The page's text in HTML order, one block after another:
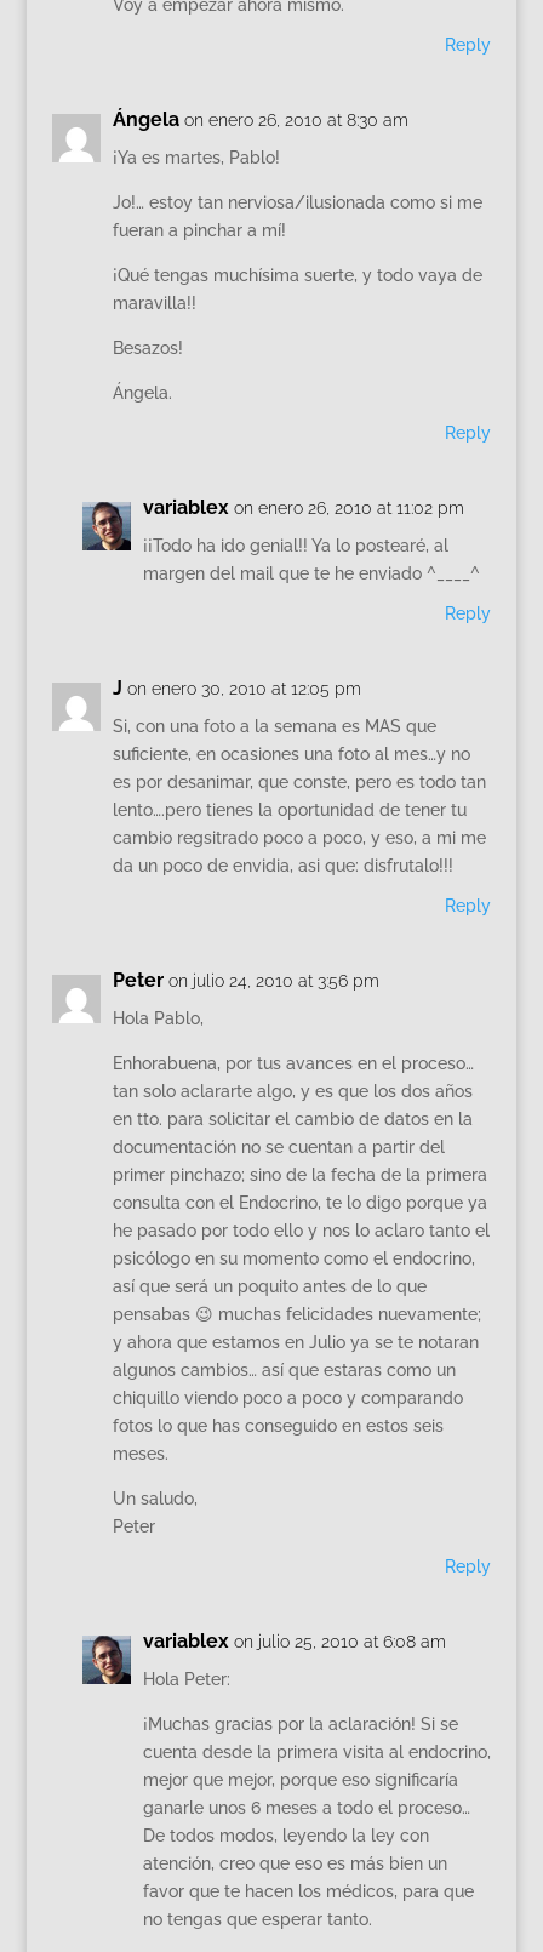
Voy a empezar ahora mismo.
Reply
Ángela on enero 26, 2010 at 8:30 am
¡Ya es martes, Pablo!
Jo!… estoy tan nerviosa/ilusionada como si me
fueran a pinchar a mí!
¡Qué tengas muchísima suerte, y todo vaya de
maravilla!!
Besazos!
Ángela.
Reply
variablex on enero 26, 2010 at 11:02 pm
¡¡Todo ha ido genial!! Ya lo postearé, al
margen del mail que te he enviado ^____^
Reply
J on enero 30, 2010 at 12:05 pm
Si, con una foto a la semana es MAS que
suficiente, en ocasiones una foto al mes…y no
es por desanimar, que conste, pero es todo tan
lento….pero tienes la oportunidad de tener tu
cambio regsitrado poco a poco, y eso, a mi me
da un poco de envidia, asi que: disfrutalo!!!
Reply
Peter on julio 24, 2010 at 3:56 pm
Hola Pablo,
Enhorabuena, por tus avances en el proceso…
tan solo aclararte algo, y es que los dos años
en tto. para solicitar el cambio de datos en la
documentación no se cuentan a partir del
primer pinchazo; sino de la fecha de la primera
consulta con el Endocrino, te lo digo porque ya
he pasado por todo ello y nos lo aclaro tanto el
psicólogo en su momento como el endocrino,
así que será un poquito antes de lo que
pensabas 😉 muchas felicidades nuevamente;
y ahora que estamos en Julio ya se te notaran
algunos cambios… así que estaras como un
chiquillo viendo poco a poco y comparando
fotos lo que has conseguido en estos seis
meses.
Un saludo,
Peter
Reply
variablex on julio 25, 2010 at 6:08 am
Hola Peter:
¡Muchas gracias por la aclaración! Si se
cuenta desde la primera visita al endocrino,
mejor que mejor, porque eso significaría
ganarle unos 6 meses a todo el proceso…
De todos modos, leyendo la ley con
atención, creo que eso es más bien un
favor que te hacen los médicos, para que
no tengas que esperar tanto.